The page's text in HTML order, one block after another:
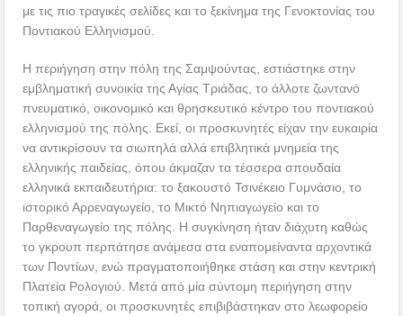
με τις πιο τραγικές σελίδες και το ξεκίνημα της Γενοκτονίας του
Ποντιακού Ελληνισμού.
Η περιήγηση στην πόλη της Σαμψούντας, εστιάστηκε στην
εμβληματική συνοικία της Αγίας Τριάδας, το άλλοτε ζωντανό
πνευματικό, οικονομικό και θρησκευτικό κέντρο του ποντιακού
ελληνισμού της πόλης. Εκεί, οι προσκυνητές είχαν την ευκαιρία
να αντικρίσουν τα σιωπηλά αλλά επιβλητικά μνημεία της
ελληνικής παιδείας, όπου άκμαζαν τα τέσσερα σπουδαία
ελληνικά εκπαιδευτήρια: το ξακουστό Τσινέκειο Γυμνάσιο, το
ιστορικό Αρρεναγωγείο, το Μικτό Νηπιαγωγείο και το
Παρθεναγωγείο της πόλης. Η συγκίνηση ήταν διάχυτη καθώς
το γκρουπ περπάτησε ανάμεσα στα εναπομείναντα αρχοντικά
των Ποντίων, ενώ πραγματοποιήθηκε στάση και στην κεντρική
Πλατεία Ρολογιού. Μετά από μία σύντομη περιήγηση στην
τοπική αγορά, οι προσκυνητές επιβιβάστηκαν στο λεωφορείο